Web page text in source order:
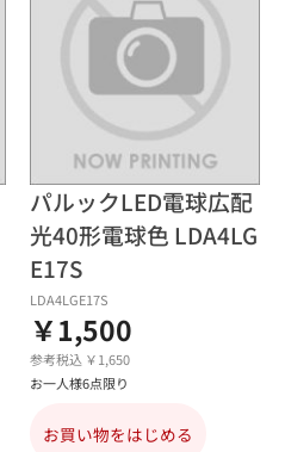
パルックLED電球広配
光40形電球色 LDA4LG
E17S
LDA4LGE17S
￥1,500
参考税込 ￥1,650
お一人様6点限り
お買い物をはじめる